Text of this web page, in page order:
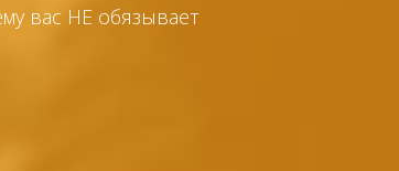
вас НЕ обязывает